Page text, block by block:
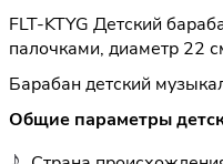
FLT-KTYG Детский
палочками, диаметр 22
Барабан детский
Общие параметры